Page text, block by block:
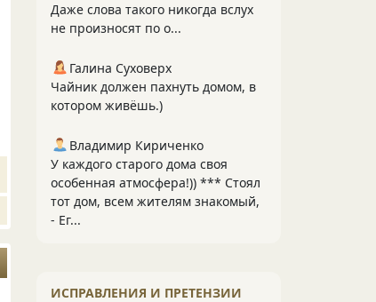
Даже слова такого никогда вслух
не произносят по о...
Галина Суховерх
Чайник должен пахнуть домом, в
котором живёшь.)
Владимир Кириченко
У каждого старого дома своя
особенная атмосфера!)) *** Стоял
тот дом, всем жителям знакомый,
- Ег...
ИСПРАВЛЕНИЯ И ПРЕТЕНЗИИ